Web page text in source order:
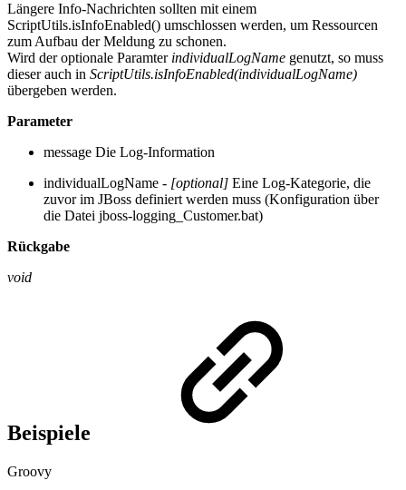
Längere Info-Nachrichten sollten mit einem
ScriptUtils.isInfoEnabled() umschlossen werden, um Ressourcen
zum Aufbau der Meldung zu schonen.
Wird der optionale Paramter individualLogName genutzt, so muss
dieser auch in ScriptUtils.isInfoEnabled(individualLogName)
übergeben werden.
Parameter
message Die Log-Information
individualLogName - [optional] Eine Log-Kategorie, die
zuvor im JBoss definiert werden muss (Konfiguration über
die Datei jboss-logging_Customer.bat)
Rückgabe
void
Beispiele
Groovy